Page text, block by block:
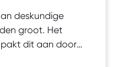
deskundige
groot. Het
dit aan door